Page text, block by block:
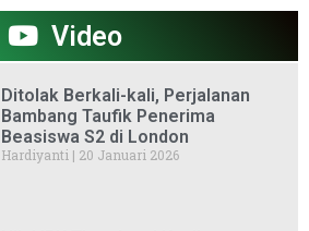
Video
Ditolak Berkali-kali, Perjalanan
Bambang Taufik Penerima
Beasiswa S2 di London
Hardiyanti 20 Januari 2026